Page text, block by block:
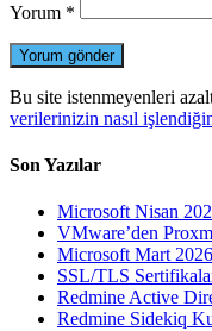
Yorum *
Bu site istenmeyenleri
verilerinizin nasıl
Son Yazılar
Microsoft Nisan
VMware’den
Microsoft Mart
SSL/TLS
Redmine Active
Redmine Sidekiq